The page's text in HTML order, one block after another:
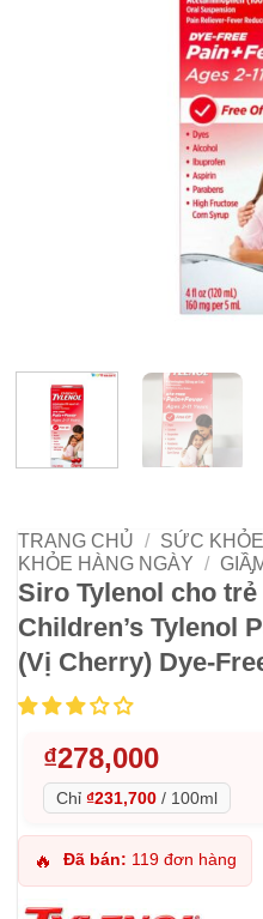
TRANG CHỦ / SỨC
KHỎE HÀNG NGÀY /
Siro Tylenol cho trẻ
Children’s Tylenol
(Vị Cherry) Dye-
₫278,000
Chỉ ₫231,700 / 100ml
🔥 Đã bán: 119 đơn hàng